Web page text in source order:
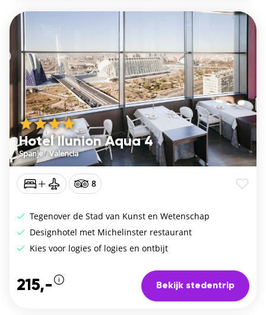
Hotel Ilunion Aqua 4
Spanje/Valencia
8
Tegenover de Stad van Kunst en Wetenschap
Designhotel met Michelinster restaurant
Kies voor logies of logies en ontbijt
215,- Bekijk stedentrip